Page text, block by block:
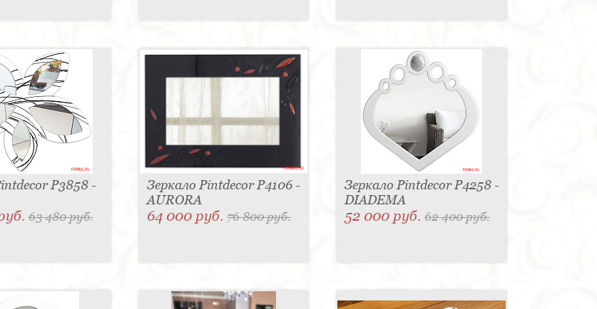
P3858 -
63 480 руб.
Зеркало Pintdecor P4106 -
AURORA
64 000 руб. 76 800 руб.
Зеркало Pintdecor P4258 -
DIADEMA
52 000 руб.62 400 руб.